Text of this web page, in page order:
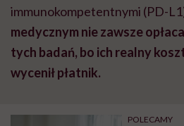
immunokompetentnymi (PD-
medycznym nie zawsze
tych badań, bo ich realny
wycenił płatnik.
POLECAMY